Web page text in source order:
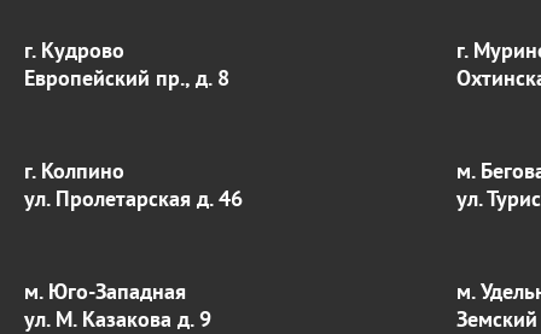
г. Кудрово
Европейский пр., д. 8
г.
г. Колпино
ул. Пролетарская д. 46
м.
ул.
м. Юго-Западная
ул. М. Казакова д. 9
м.